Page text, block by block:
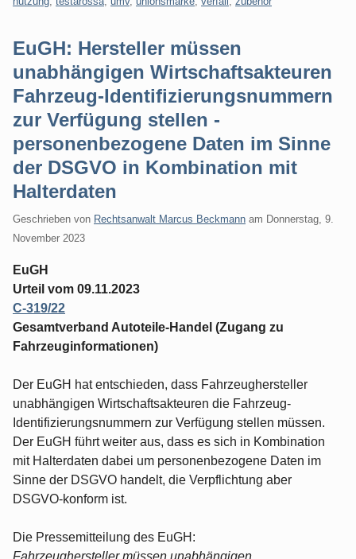
EuGH: Hersteller müssen
unabhängigen Wirtschaftsakteuren
Fahrzeug-Identifizierungsnummern
zur Verfügung stellen -
personenbezogene Daten im Sinne
der DSGVO in Kombination mit
Halterdaten
Geschrieben von Rechtsanwalt Marcus Beckmann am Donnerstag, 9.
November 2023
EuGH
Urteil vom 09.11.2023
C-319/22
Gesamtverband Autoteile-Handel (Zugang zu
Fahrzeuginformationen)
Der EuGH hat entschieden, dass Fahrzeughersteller
unabhängigen Wirtschaftsakteuren die Fahrzeug-
Identifizierungsnummern zur Verfügung stellen müssen.
Der EuGH führt weiter aus, dass es sich in Kombination
mit Halterdaten dabei um personenbezogene Daten im
Sinne der DSGVO handelt, die Verpflichtung aber
DSGVO-konform ist.
Die Pressemitteilung des EuGH:
Fahrzeughersteller müssen unabhängigen